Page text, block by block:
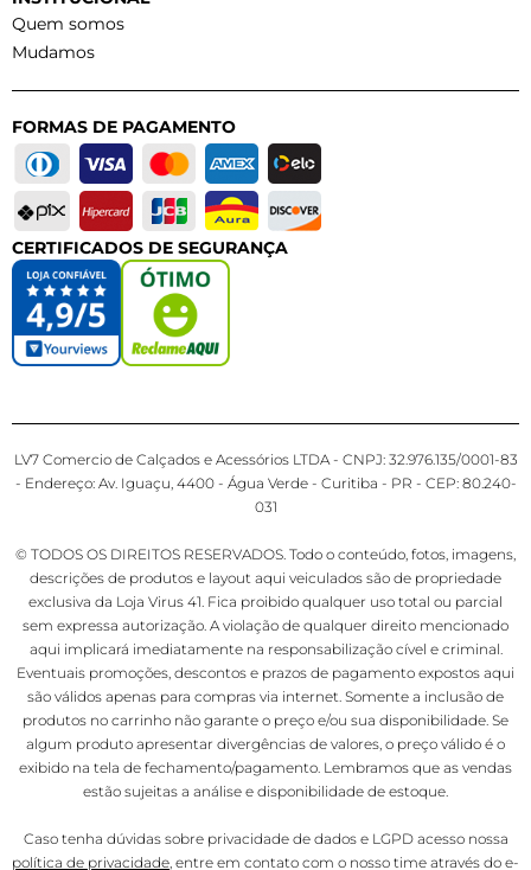
Quem somos
Mudamos
FORMAS DE PAGAMENTO
CERTIFICADOS DE SEGURANÇA
LV7 Comercio de Calçados e Acessórios LTDA - CNPJ: 32.976.135/0001-83
- Endereço: Av. Iguaçu, 4400 - Água Verde - Curitiba - PR - CEP: 80.240-
031
© TODOS OS DIREITOS RESERVADOS. Todo o conteúdo, fotos, imagens,
descrições de produtos e layout aqui veiculados são de propriedade
exclusiva da Loja Virus 41. Fica proibido qualquer uso total ou parcial
sem expressa autorização. A violação de qualquer direito mencionado
aqui implicará imediatamente na responsabilização cível e criminal.
Eventuais promoções, descontos e prazos de pagamento expostos aqui
são válidos apenas para compras via internet. Somente a inclusão de
produtos no carrinho não garante o preço e/ou sua disponibilidade. Se
algum produto apresentar divergências de valores, o preço válido é o
exibido na tela de fechamento/pagamento. Lembramos que as vendas
estão sujeitas a análise e disponibilidade de estoque.
Caso tenha dúvidas sobre privacidade de dados e LGPD acesso nossa
política de privacidade , entre em contato com o nosso time através do e-